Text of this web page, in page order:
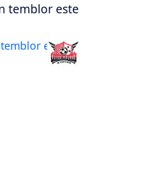
temblor este